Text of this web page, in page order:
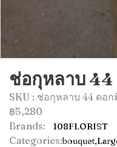
ช่อกุหลาบ 44
SKU : ช่อกุหลาบ 44 ดอก
฿5,280
Brands:
108FLORIST
Categories:bouquet,